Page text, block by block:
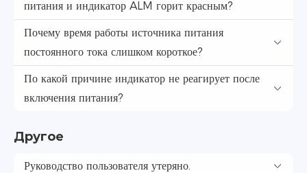
питания и индикатор ALM горит красным?
Почему время работы источника питания
постоянного тока слишком короткое?
По какой причине индикатор не реагирует после
включения питания?
Другое
Руководство пользователя утеряно.